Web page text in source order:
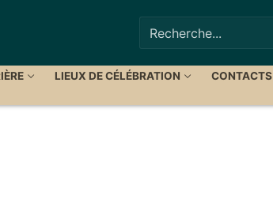
Rechercher
:
LIEUX DE CÉLÉBRATION
CONTACTS